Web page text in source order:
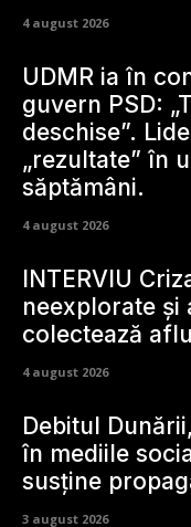
4 august 2026
UDMR ia în
guvern PSD:
deschise”.
„rezultate” în
săptămâni.
4 august 2026
INTERVIU
neexplorate și
colectează
4 august 2026
Debitul
în mediile
susține
3 august 2026